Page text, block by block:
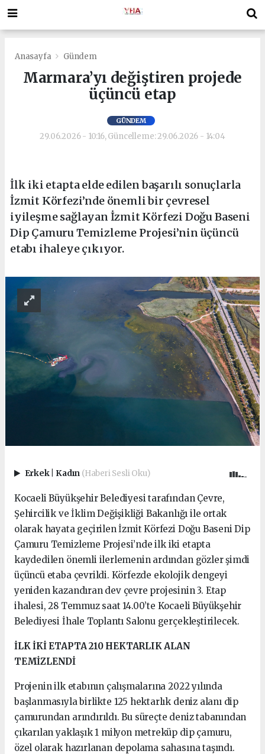
Anasayfa Gündem
Marmara’yı değiştiren projede
üçüncü etap
GÜNDEM
29.06.2026 - 10:16, Güncelleme: 29.06.2026 - 14:04
İlk iki etapta elde edilen başarılı sonuçlarla
İzmit Körfezi’nde önemli bir çevresel
iyileşme sağlayan İzmit Körfezi Doğu Baseni
Dip Çamuru Temizleme Projesi’nin üçüncü
etabı ihaleye çıkıyor.
Erkek Kadın (Haberi Sesli Oku)
Kocaeli Büyükşehir Belediyesi tarafından Çevre,
Şehircilik ve İklim Değişikliği Bakanlığı ile ortak
olarak hayata geçirilen İzmit Körfezi Doğu Baseni Dip
Çamuru Temizleme Projesi’nde ilk iki etapta
kaydedilen önemli ilerlemenin ardından gözler şimdi
üçüncü etaba çevrildi. Körfezde ekolojik dengeyi
yeniden kazandıran dev çevre projesinin 3. Etap
ihalesi, 28 Temmuz saat 14.00’te Kocaeli Büyükşehir
Belediyesi İhale Toplantı Salonu gerçekleştirilecek.
İLK İKİ ETAPTA 210 HEKTARLIK ALAN
TEMİZLENDİ
Projenin ilk etabının çalışmalarına 2022 yılında
başlanmasıyla birlikte 125 hektarlık deniz alanı dip
çamurundan arındırıldı. Bu süreçte deniz tabanından
çıkarılan yaklaşık 1 milyon metreküp dip çamuru,
özel olarak hazırlanan depolama sahasına taşındı.